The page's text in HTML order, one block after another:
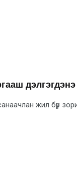
дэлгэгдэнэ
жил бүр